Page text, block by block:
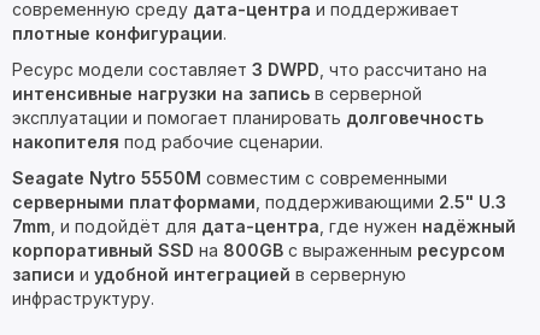
современную среду дата-центра и поддерживает
плотные конфигурации.
Ресурс модели составляет 3 DWPD , что рассчитано на
интенсивные нагрузки на запись в серверной
эксплуатации и помогает планировать долговечность
накопителя под рабочие сценарии.
Seagate Nytro 5550M совместим с современными
серверными платформами , поддерживающими 2.5" U.3
7mm , и подойдёт для дата-центра , где нужен надёжный
корпоративный SSD на 800GB с выраженным ресурсом
записи и удобной интеграцией в серверную
инфраструктуру.